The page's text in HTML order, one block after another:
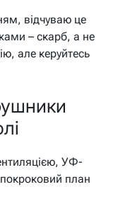
відчуваю це
– скарб, а не
але керуйтесь
УФ-
план